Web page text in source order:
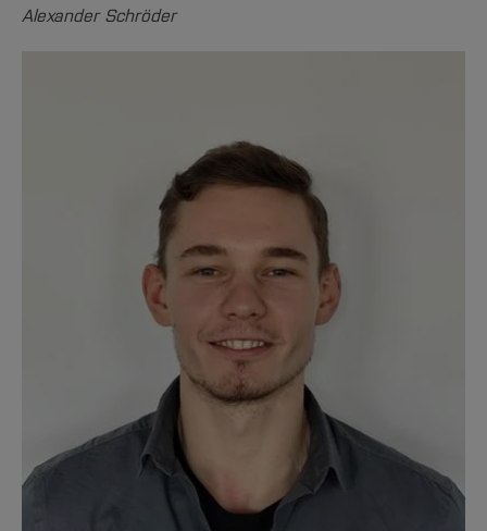
Alexander Schröder